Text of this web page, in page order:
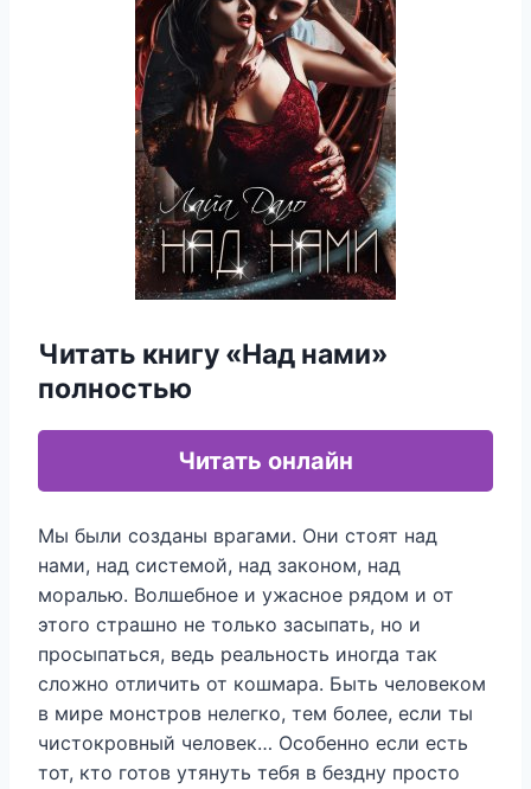
Читать книгу «Над нами»
полностью
Читать онлайн
Мы были созданы врагами. Они стоят над
нами, над системой, над законом, над
моралью. Волшебное и ужасное рядом и от
этого страшно не только засыпать, но и
просыпаться, ведь реальность иногда так
сложно отличить от кошмара. Быть человеком
в мире монстров нелегко, тем более, если ты
чистокровный человек… Особенно если есть
тот, кто готов утянуть тебя в бездну просто